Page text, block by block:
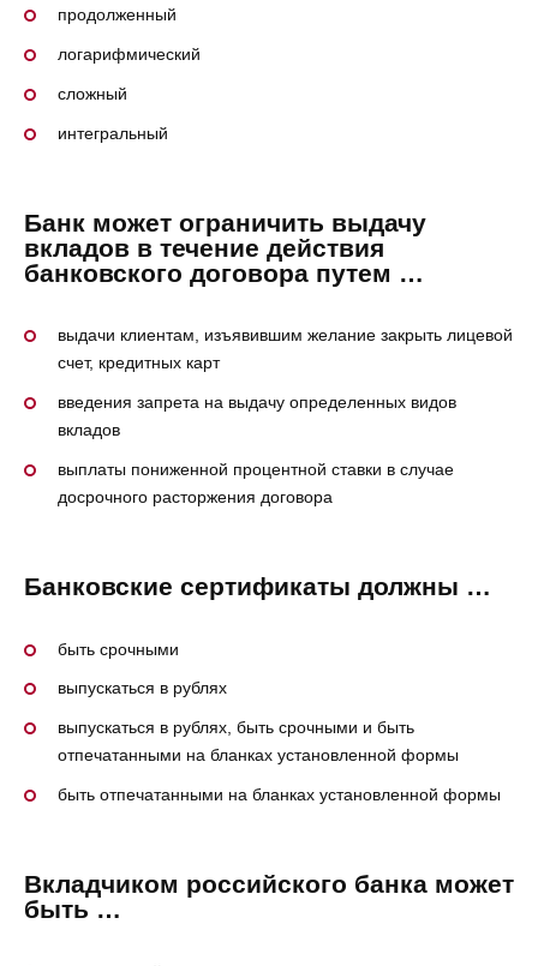
продолженный
логарифмический
сложный
интегральный
Банк может ограничить выдачу
вкладов в течение действия
банковского договора путем …
выдачи клиентам, изъявившим желание закрыть лицевой
счет, кредитных карт
введения запрета на выдачу определенных видов
вкладов
выплаты пониженной процентной ставки в случае
досрочного расторжения договора
Банковские сертификаты должны …
быть срочными
выпускаться в рублях
выпускаться в рублях, быть срочными и быть
отпечатанными на бланках установленной формы
быть отпечатанными на бланках установленной формы
Вкладчиком российского банка может
быть …